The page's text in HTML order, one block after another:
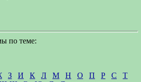
по теме:
З И К Л М Н О П Р С
Т